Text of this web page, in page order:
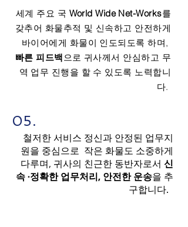
세계 주요 국 World Wide Net-Works를
갖추어 화물추적 및 신속하고 안전하게
바이어에게 화물이 인도되도록 하며,
빠른 피드백으로 귀사께서 안심하고 무
역 업무 진행을 할 수 있도록 노력합니
다.
05.
철저한 서비스 정신과 안정된 업무지
원을 중심으로 작은 화물도 소중하게
다루며, 귀사의 친근한 동반자로서 신
속 ·정확한 업무처리, 안전한 운송을 추
구합니다.